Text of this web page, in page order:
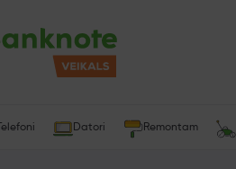
Telefoni Datori Remontam